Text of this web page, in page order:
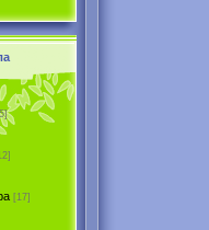
[17]